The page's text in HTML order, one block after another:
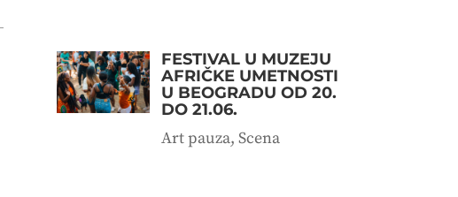
FESTIVAL U MUZEJU
AFRIČKE UMETNOSTI
U BEOGRADU OD 20.
DO 21.06.
Art pauza, Scena